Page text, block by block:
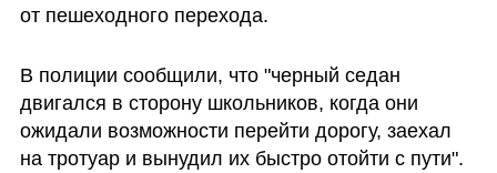
от пешеходного перехода.
В полиции сообщили, что "черный седан
двигался в сторону школьников, когда они
ожидали возможности перейти дорогу, заехал
на тротуар и вынудил их быстро отойти с пути".